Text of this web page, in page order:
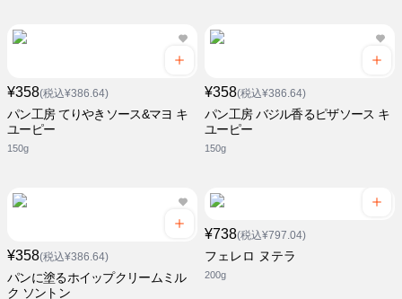
¥358(税込¥386.64)
パン工房 てりやきソース&マヨ キ
ユーピー
150g
¥358(税込¥386.64)
パン工房 バジル香るピザソース キ
ユーピー
150g
¥358(税込¥386.64)
パンに塗るホイップクリームミル
ク ソントン
¥738(税込¥797.04)
フェレロ ヌテラ
200g